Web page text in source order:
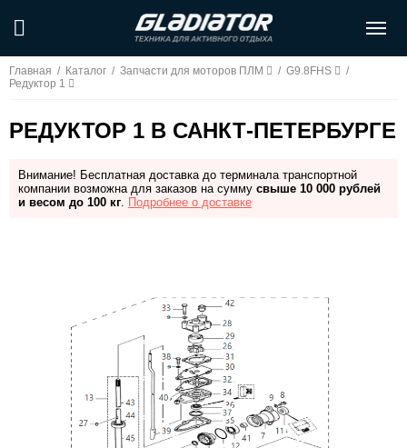
Главная / Каталог / Запчасти для моторов ПЛМ / G9.8FHS
/
Редуктор 1
РЕДУКТОР 1 В САНКТ-ПЕТЕРБУРГЕ
Внимание! Бесплатная доставка до терминала транспортной
компании возможна для заказов на сумму свыше 10 000 рублей
и весом до 100 кг. Подробнее о доставке